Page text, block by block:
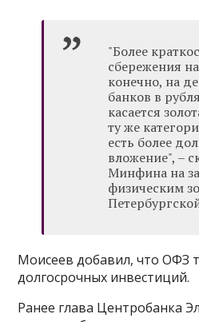
"Более
сбережения
конечно, на
банков в
касается
ту же
есть более
вложение", –
Минфина на
физическим
Моисеев добавил, что ОФЗ
долгосрочных инвестиций.
Ранее глава Центробанка